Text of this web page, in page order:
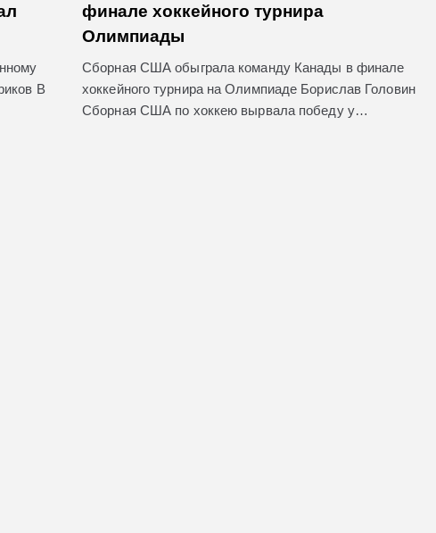
В
финале хоккейного турнира
Олимпиады
Сборная США обыграла команду Канады в финале
хоккейного турнира на Олимпиаде Борислав Головин
Сборная США по хоккею вырвала победу у…